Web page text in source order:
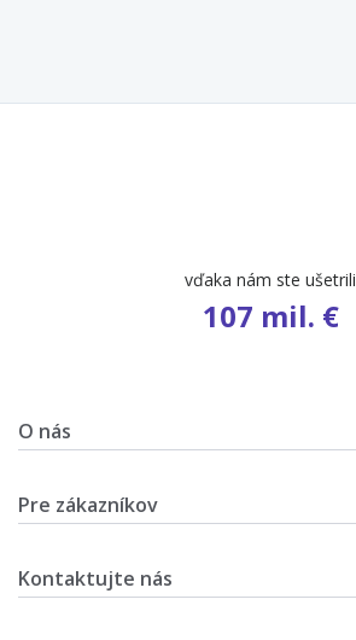
vďaka nám ste ušetrili
107 mil. €
O nás
Pre zákazníkov
Kontaktujte nás